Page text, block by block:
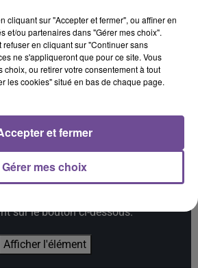
KIM KAY
Summer Again
OGAZUMU
Les Yeux De Laura -
Single
masqué compte-tenu du refus du
sur le bouton ci-dessous.
Afficher l'élément
cliquant sur "Accepter et fermer", ou affiner en
et/ou partenaires dans "Gérer mes choix".
en cliquant sur "Continuer sans
ne s'appliqueront que pour ce site. Vous
choix, ou retirer votre consentement à tout
les cookies" situé en bas de chaque page.
Gérer mes choix
et fermer